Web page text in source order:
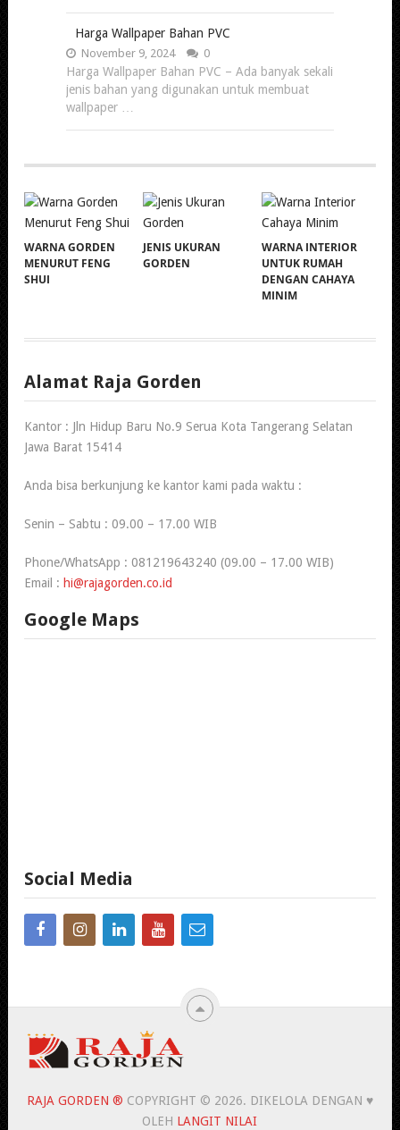
Harga Wallpaper Bahan PVC
November 9, 2024 0
Harga Wallpaper Bahan PVC – Ada banyak sekali
jenis bahan yang digunakan untuk membuat
wallpaper …
WARNA GORDEN
MENURUT FENG
SHUI
JENIS UKURAN
GORDEN
WARNA INTERIOR
UNTUK RUMAH
DENGAN CAHAYA
MINIM
Alamat Raja Gorden
Kantor : Jln Hidup Baru No.9 Serua Kota Tangerang Selatan
Jawa Barat 15414
Anda bisa berkunjung ke kantor kami pada waktu :
Senin – Sabtu : 09.00 – 17.00 WIB
Phone/WhatsApp : 081219643240 (09.00 – 17.00 WIB)
Email : hi@rajagorden.co.id
Google Maps
Social Media
RAJA GORDEN ® COPYRIGHT © 2026. DIKELOLA DENGAN ♥
OLEH LANGIT NILAI